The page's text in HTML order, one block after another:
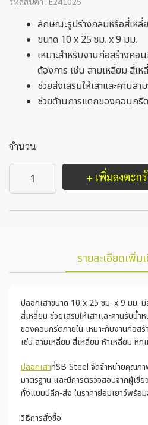
ลักษณะรูปร่างกลมหรือสี่เหลี่ย
ขนาด 10 x 25 ซม. x 9 มม.
เหมาะสำหรับงานก่อสร้างคอ
ต้องการ เช่น สามเหลี่ยม สี่เ
ช่วยส่งเสริมให้เสาและคานส
ช่วยต้านการแตกของคอนกรี
จำนวน
+ เพิ่มลงตะก
รายละเอียดเพิ่ม
ปลอกเสาขนาด 10 x 25 ซม. x 9 มม.
สี่เหลี่ยม ช่วยเสริมให้เสาและคานรับน้
ของคอนกรีตภายใน เหมาะกับงานก่อส
เช่น สามเหลี่ยม สี่เหลี่ยม ห้าเหลี่ยม หก
ปลอกเสาที่SB Steel จัดจำหน่ายคุณภา
มาตรฐาน และมีการตรวจสอบจากผู้เชี่
ทั้งแบบปลีก-ส่ง ในราคาย่อมเยาว์พร้อ
วิธีการสั่งซื้อ